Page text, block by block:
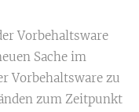
Vorbehaltsware
Sache im
Vorbehaltsware zu
zum Zeitpunkt